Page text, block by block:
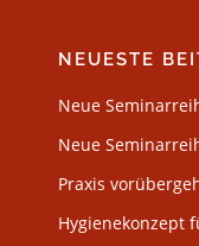
NEUESTE
Neue
Neue
Praxis
Hygienekonzept